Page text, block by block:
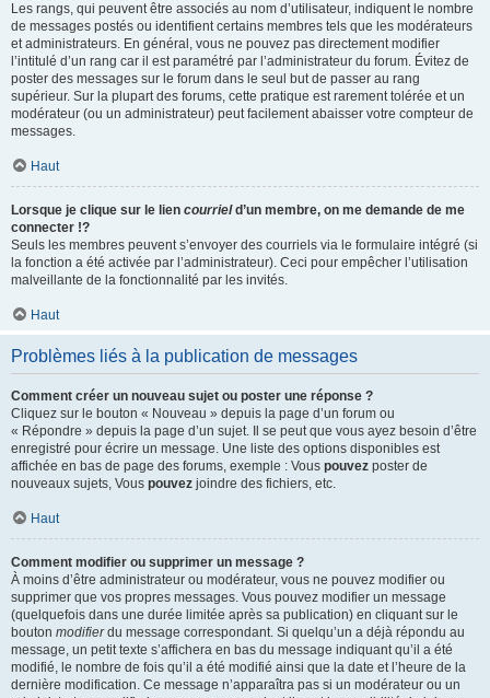
Les rangs, qui peuvent être associés au nom d’utilisateur, indiquent le nombre
de messages postés ou identifient certains membres tels que les modérateurs
et administrateurs. En général, vous ne pouvez pas directement modifier
l’intitulé d’un rang car il est paramétré par l’administrateur du forum. Évitez de
poster des messages sur le forum dans le seul but de passer au rang
supérieur. Sur la plupart des forums, cette pratique est rarement tolérée et un
modérateur (ou un administrateur) peut facilement abaisser votre compteur de
messages.
Haut
Lorsque je clique sur le lien courrield’un membre, on me demande de me
connecter !?
Seuls les membres peuvent s’envoyer des courriels via le formulaire intégré (si
la fonction a été activée par l’administrateur). Ceci pour empêcher l’utilisation
malveillante de la fonctionnalité par les invités.
Haut
Problèmes liés à la publication de messages
Comment créer un nouveau sujet ou poster une réponse ?
Cliquez sur le bouton « Nouveau » depuis la page d’un forum ou
« Répondre » depuis la page d’un sujet. Il se peut que vous ayez besoin d’être
enregistré pour écrire un message. Une liste des options disponibles est
affichée en bas de page des forums, exemple : Vous pouvez poster de
nouveaux sujets, Vous pouvez joindre des fichiers, etc.
Haut
Comment modifier ou supprimer un message ?
À moins d’être administrateur ou modérateur, vous ne pouvez modifier ou
supprimer que vos propres messages. Vous pouvez modifier un message
(quelquefois dans une durée limitée après sa publication) en cliquant sur le
bouton modifierdu message correspondant. Si quelqu’un a déjà répondu au
message, un petit texte s’affichera en bas du message indiquant qu’il a été
modifié, le nombre de fois qu’il a été modifié ainsi que la date et l’heure de la
dernière modification. Ce message n’apparaîtra pas si un modérateur ou un